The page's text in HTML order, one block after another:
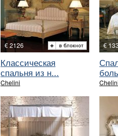
€ 2126
Классическая
спальня из н...
Chelini
€